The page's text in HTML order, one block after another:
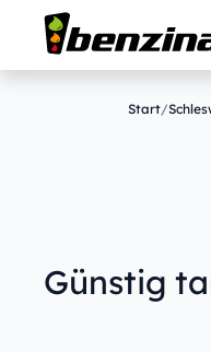
Start/
Günstig